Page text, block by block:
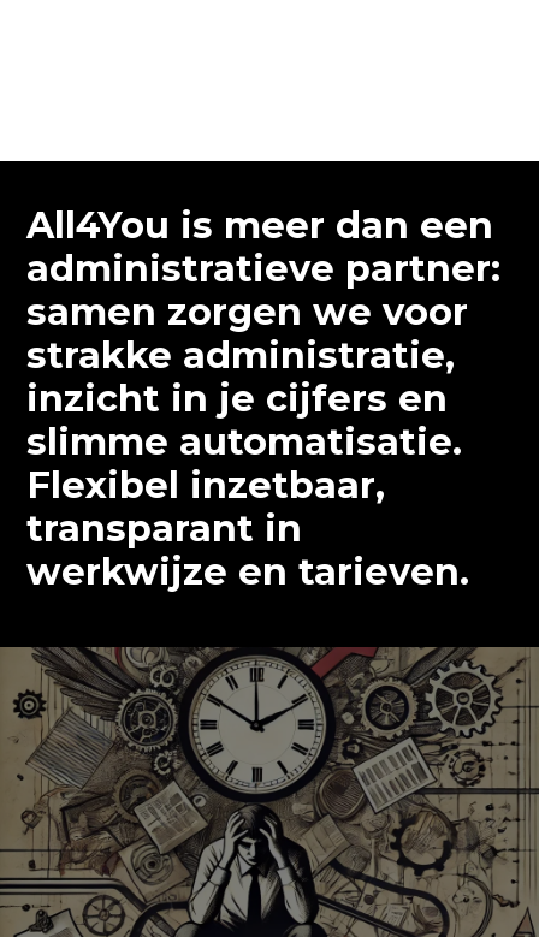
All4You is meer dan een
administratieve partner:
samen zorgen we voor
strakke administratie,
inzicht in je cijfers en
slimme automatisatie.
Flexibel inzetbaar,
transparant in
werkwijze en tarieven.